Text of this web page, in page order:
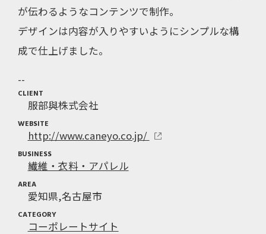
が伝わるようなコンテンツで制作。
デザインは内容が入りやすいようにシンプルな構
成で仕上げました。
CLIENT
服部與株式会社
WEBSITE
http://www.caneyo.co.jp/
BUSINESS
繊維・衣料・アパレル
AREA
愛知県 名古屋市
CATEGORY
コーポレートサイト